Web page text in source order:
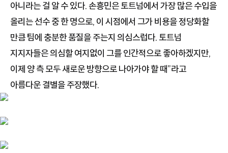
아니라는 걸 알 수 있다. 손흥민은 토트넘에서 가장 많은 수입을
올리는 선수 중 한 명으로, 이 시점에서 그가 비용을 정당화할
만큼 팀에 충분한 품질을 주는지 의심스럽다. 토트넘
지지자들은 의심할 여지없이 그를 인간적으로 좋아하겠지만,
이제 양 측 모두 새로운 방향으로 나아가야 할 때”라고
아름다운 결별을 주장했다.